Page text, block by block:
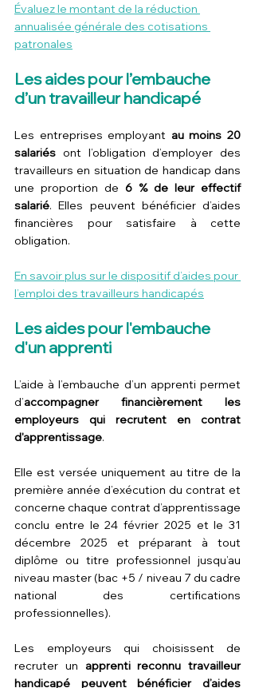
Évaluez le montant de la réduction
annualisée générale des cotisations
patronales
Les aides pour l’embauche
d’un travailleur handicapé
Les entreprises employant au moins 20
salariés ont l’obligation d’employer des
travailleurs en situation de handicap dans
une proportion de 6 % de leur effectif
salarié. Elles peuvent bénéficier d’aides
financières pour satisfaire à cette
obligation.
En savoir plus sur le dispositif d’aides pour
l’emploi des travailleurs handicapés
Les aides pour l'embauche
d'un apprenti
L’aide à l’embauche d’un apprenti permet
d’accompagner financièrement les
employeurs qui recrutent en contrat
d'apprentissage.
Elle est versée uniquement au titre de la
première année d’exécution du contrat et
concerne chaque contrat d’apprentissage
conclu entre le 24 février 2025 et le 31
décembre 2025 et préparant à tout
diplôme ou titre professionnel jusqu’au
niveau master (bac +5 / niveau 7 du cadre
national des certifications
professionnelles).
Les employeurs qui choisissent de
recruter un apprenti reconnu travailleur
handicapé peuvent bénéficier d’aides